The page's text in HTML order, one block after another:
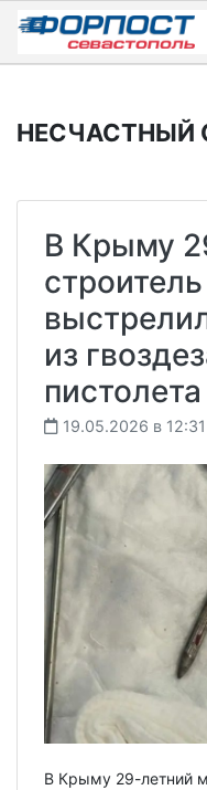
Skip
content
НЕСЧАСТНЫЙ
В Крыму
из
пистолета
19.05.2026 в 12:31
В Крыму 29-летний